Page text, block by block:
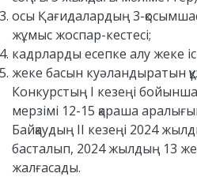
осы Қағидалардың 3-
жұмыс жоспар-кестесі;
кадрларды есепке алу жеке
жеке басын куәландыратын
Конкурстың I кезеңі
мерзімі 12-15 қараша
Байқаудың II кезеңі 2024
басталып, 2024 жылдың 13
жалғасады.